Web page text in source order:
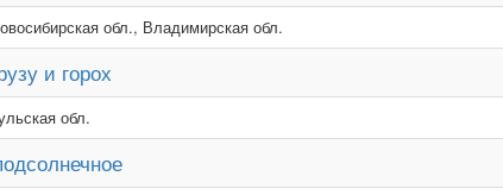
обл., Владимирская обл.
и горох
обл.